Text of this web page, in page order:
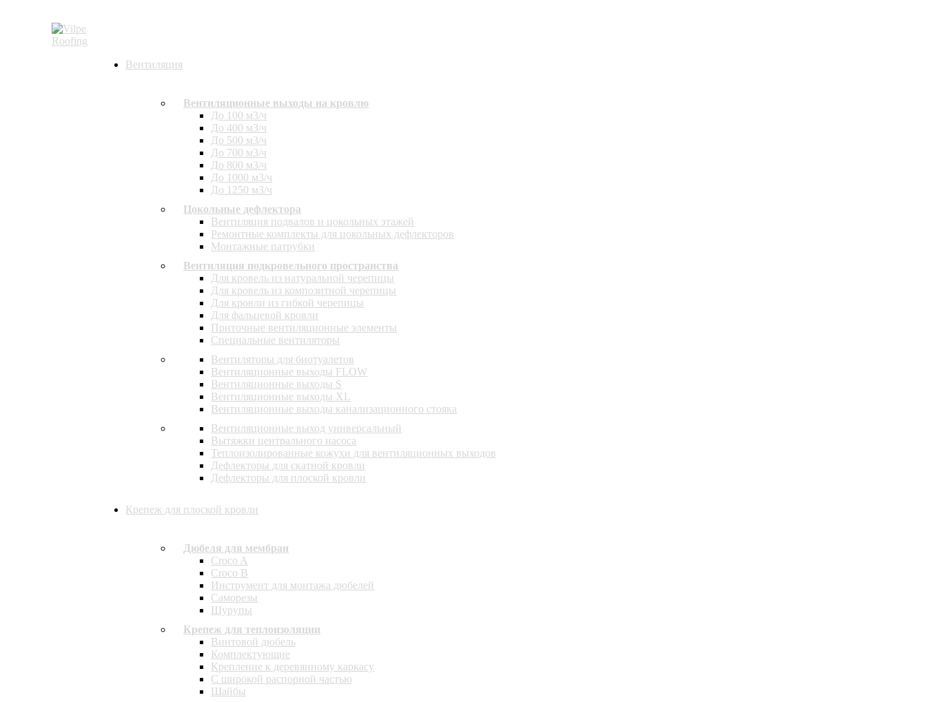
Вентиляция
Вентиляционные выходы на кровлю
До 100 м3/ч
До 400 м3/ч
До 500 м3/ч
До 700 м3/ч
До 800 м3/ч
До 1000 м3/ч
До 1250 м3/ч
Цокольные дефлектора
Вентиляция подвалов и цокольных этажей
Ремонтные комплекты для цокольных дефлекторов
Монтажные патрубки
Вентиляция подкровельного пространства
Для кровель из натуральной черепицы
Для кровель из композитной черепицы
Для кровли из гибкой черепицы
Для фальцевой кровли
Приточные вентиляционные элементы
Специальные вентиляторы
Вентиляторы для биотуалетов
Вентиляционные выходы FLOW
Вентиляционные выходы S
Вентиляционные выходы XL
Вентиляционные выходы канализационного стояка
Вентиляционные выход универсальный
Вытяжки центрального насоса
Теплоизолированные кожухи для вентиляционных выходов
Дефлекторы для скатной кровли
Дефлекторы для плоской кровли
Крепеж для плоской кровли
Дюбеля для мембран
Croco A
Croco B
Инструмент для монтажа дюбелей
Саморезы
Шурупы
Крепеж для теплоизоляции
Винтовой дюбель
Комплектующие
Крепление к деревянному каркасу
С широкой распорной частью
Шайбы